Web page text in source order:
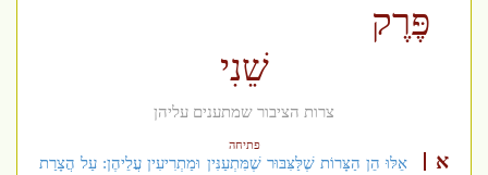
פֶּרֶק
שֵׁנִי
צרות הציבור שמתענים עליהן
פתיחה
א
אֵלּוּ הֵן הַצָּרוֹת שֶׁלַּצִּבּוּר שֶׁמִּתְעַנִּין וּמַתְרִיעִין עֲלֵיהֶן: עַל הֲצָרַת